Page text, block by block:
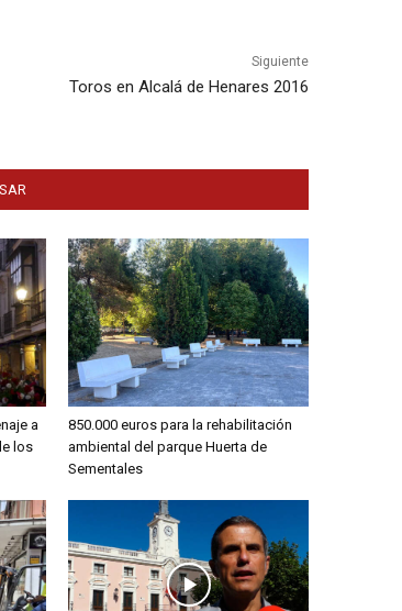
Siguiente
Toros en Alcalá de Henares 2016
a
los
850.000 euros para la rehabilitación
ambiental del parque Huerta de
Sementales